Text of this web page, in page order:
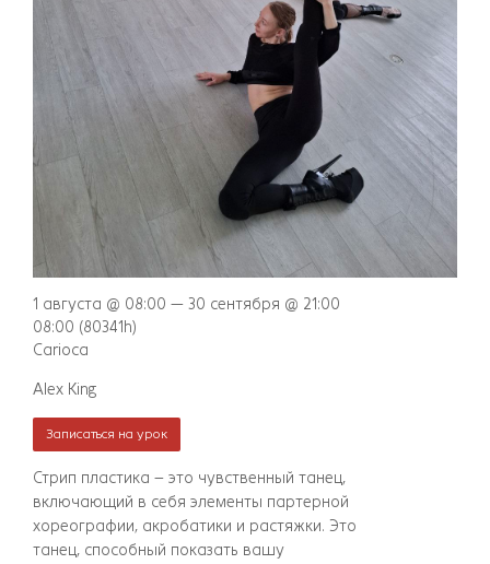
Стрип пластика – это чувственный танец,
включающий в себя элементы партерной
хореографии, акробатики и растяжки. Это
танец, способный показать вашу
1 августа @ 08:00 — 30 сентября @ 21:00
08:00 (80341h)
Carioca
Alex King
Записаться на урок